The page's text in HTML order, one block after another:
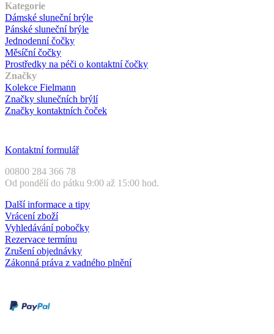
Kategorie
Dámské sluneční brýle
Pánské sluneční brýle
Jednodenní čočky
Měsíční čočky
Prostředky na péči o kontaktní čočky
Značky
Kolekce Fielmann
Značky slunečních brýlí
Značky kontaktních čoček
Kontaktní formulář
00800 284 366 78
Od pondělí do pátku 9:00 až 15:00 hod.
Další informace a tipy
Vrácení zboží
Vyhledávání pobočky
Rezervace termínu
Zrušení objednávky
Zákonná práva z vadného plnění